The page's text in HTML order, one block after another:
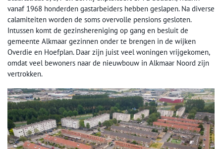
vanaf 1968 honderden gastarbeiders hebben geslapen. Na diverse
calamiteiten worden de soms overvolle pensions gesloten.
Intussen komt de gezinshereniging op gang en besluit de
gemeente Alkmaar gezinnen onder te brengen in de wijken
Overdie en Hoefplan. Daar zijn juist veel woningen vrijgekomen,
omdat veel bewoners naar de nieuwbouw in Alkmaar Noord zijn
vertrokken.